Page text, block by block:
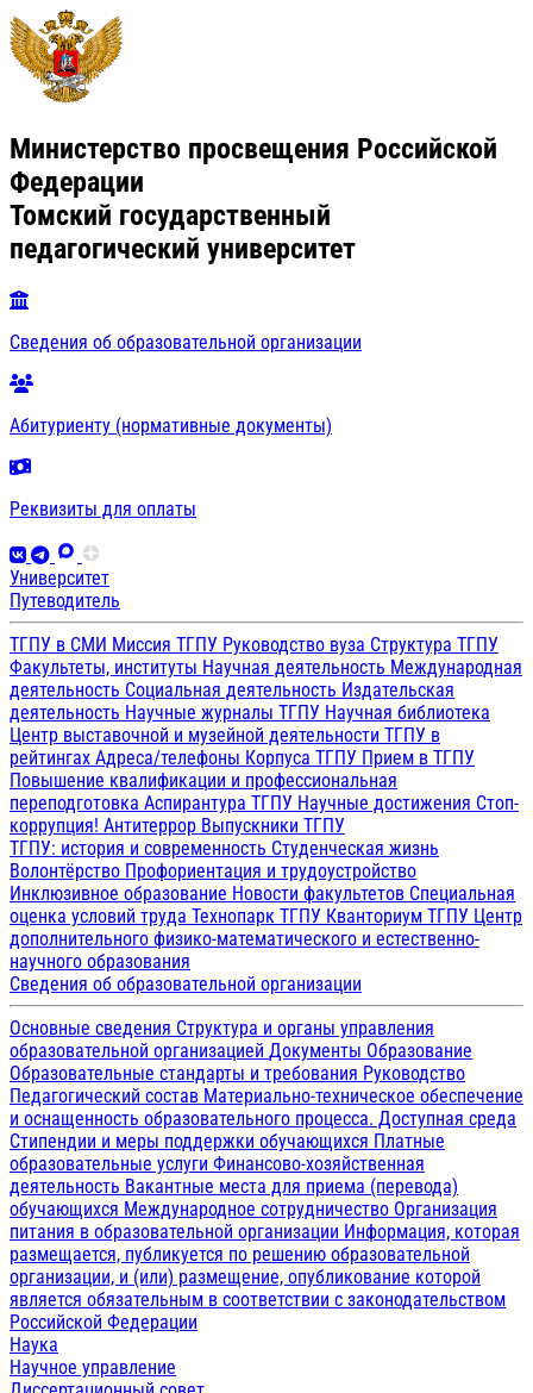
Министерство просвещения Российской
Федерации
Томский государственный
педагогический университет
Сведения об образовательной организации
Абитуриенту (нормативные документы)
Реквизиты для оплаты
Университет
Путеводитель
ТГПУ в СМИ Миссия ТГПУ Руководство вуза Структура ТГПУ
Факультеты, институты Научная деятельность Международная
деятельность Социальная деятельность Издательская
деятельность Научные журналы ТГПУ Научная библиотека
Центр выставочной и музейной деятельности ТГПУ в
рейтингах Адреса/телефоны Корпуса ТГПУ Прием в ТГПУ
Повышение квалификации и профессиональная
переподготовка Аспирантура ТГПУ Научные достижения Стоп-
коррупция! Антитеррор Выпускники ТГПУ
ТГПУ: история и современность Студенческая жизнь
Волонтёрство Профориентация и трудоустройство
Инклюзивное образование Новости факультетов Специальная
оценка условий труда Технопарк ТГПУ Кванториум ТГПУ Центр
дополнительного физико-математического и естественно-
научного образования
Сведения об образовательной организации
Основные сведения Структура и органы управления
образовательной организацией Документы Образование
Образовательные стандарты и требования Руководство
Педагогический состав Материально-техническое обеспечение
и оснащенность образовательного процесса. Доступная среда
Стипендии и меры поддержки обучающихся Платные
образовательные услуги Финансово-хозяйственная
деятельность Вакантные места для приема (перевода)
обучающихся Международное сотрудничество Организация
питания в образовательной организации Информация, которая
размещается, публикуется по решению образовательной
организации, и (или) размещение, опубликование которой
является обязательным в соответствии с законодательством
Российской Федерации
Наука
Научное управление